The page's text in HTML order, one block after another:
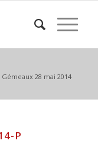
28 mai 2014
P